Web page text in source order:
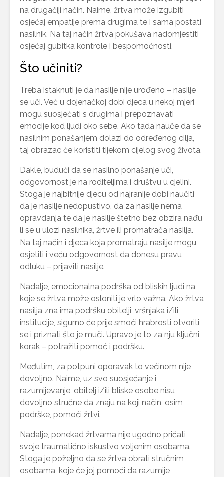
na drugačiji način. Naime, žrtva može izgubiti
osjećaj empatije prema drugima te i sama postati
nasilnik. Na taj način žrtva pokušava nadomjestiti
osjećaj gubitka kontrole i bespomoćnosti.
Što učiniti?
Treba istaknuti je da nasilje nije urođeno – nasilje
se uči. Već u dojenačkoj dobi djeca u nekoj mjeri
mogu suosjećati s drugima i prepoznavati
emocije kod ljudi oko sebe. Ako tada nauče da se
nasilnim ponašanjem dolazi do određenog cilja,
taj obrazac će koristiti tijekom cijelog svog života.
Dakle, budući da se nasilno ponašanje uči,
odgovornost je na roditeljima i društvu u cjelini.
Stoga je najbitnije djecu od najranije dobi naučiti
da je nasilje nedopustivo, da za nasilje nema
opravdanja te da je nasilje štetno bez obzira nađu
li se u ulozi nasilnika, žrtve ili promatrača nasilja.
Na taj način i djeca koja promatraju nasilje mogu
osjetiti i veću odgovornost da donesu pravu
odluku – prijaviti nasilje.
Nadalje, emocionalna podrška od bliskih ljudi na
koje se žrtva može osloniti je vrlo važna. Ako žrtva
nasilja zna ima podršku obitelji, vršnjaka i/ili
institucije, sigurno će prije smoći hrabrosti otvoriti
se i priznati što je muči. Upravo je to za nju ključni
korak – potražiti pomoć i podršku.
Međutim, za potpuni oporavak to većinom nije
dovoljno. Naime, uz svo suosjećanje i
razumijevanje, obitelj i/ili bliske osobe nisu
dovoljno stručne da znaju na koji način, osim
podrške, pomoći žrtvi.
Nadalje, ponekad žrtvama nije ugodno pričati
svoje traumatično iskustvo voljenim osobama.
Stoga je poželjno da se žrtva obrati stručnim
osobama, koje će joj pomoći da razumije